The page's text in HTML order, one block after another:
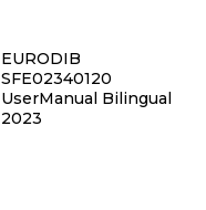
EURODIB
SFE02340120
UserManual Bilingual
2023